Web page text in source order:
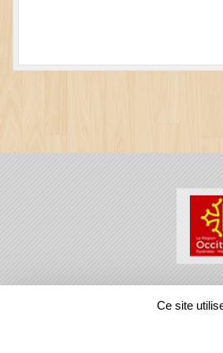
REGIONS
Ce site